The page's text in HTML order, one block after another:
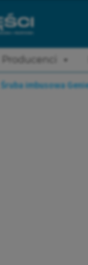
Producenci
Śruba imbusowa